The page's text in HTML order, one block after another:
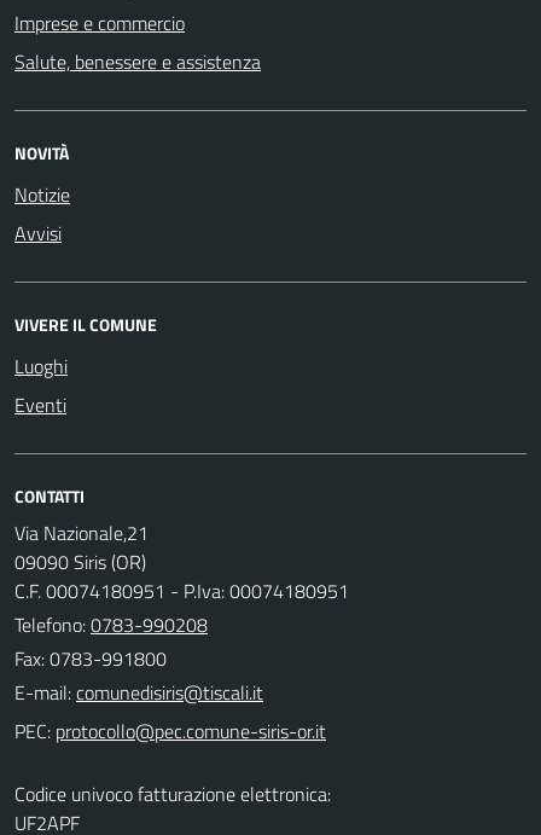
Imprese e commercio
Salute, benessere e assistenza
NOVITÀ
Notizie
Avvisi
VIVERE IL COMUNE
Luoghi
Eventi
CONTATTI
Via Nazionale,21
09090 Siris (OR)
C.F. 00074180951 - P.Iva: 00074180951
Telefono:0783-990208
Fax: 0783-991800
E-mail:
PEC:
Codice univoco fatturazione elettronica:
UF2APF